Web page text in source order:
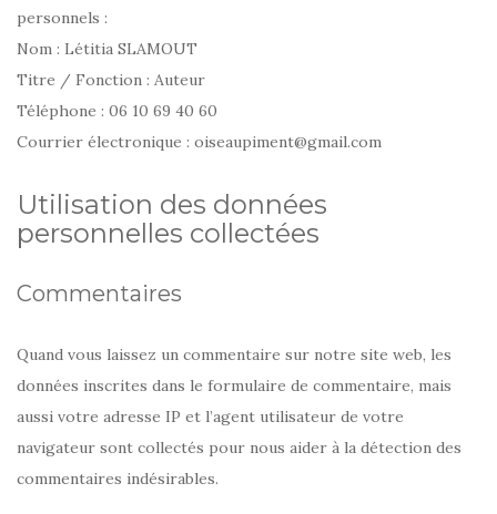
personnels :
Nom : Létitia SLAMOUT
Titre / Fonction : Auteur
Téléphone : 06 10 69 40 60
Courrier électronique : oiseaupiment@gmail.com
Utilisation des données
personnelles collectées
Commentaires
Quand vous laissez un commentaire sur notre site web, les
données inscrites dans le formulaire de commentaire, mais
aussi votre adresse IP et l’agent utilisateur de votre
navigateur sont collectés pour nous aider à la détection des
commentaires indésirables.